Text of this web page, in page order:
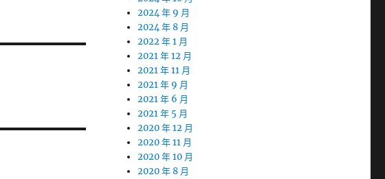
2024 年 9 月
2024 年 8 月
2022 年 1 月
2021 年 12 月
2021 年 11 月
2021 年 9 月
2021 年 6 月
2021 年 5 月
2020 年 12 月
2020 年 11 月
2020 年 10 月
2020 年 8 月